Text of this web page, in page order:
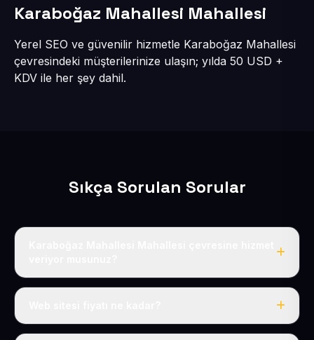
Karaboğaz Mahallesi Mahallesi
Yerel SEO ve güvenilir hizmetle Karaboğaz Mahallesi
çevresindeki müşterilerinize ulaşın; yılda 50 USD +
KDV ile her şey dahil.
Sıkça Sorulan Sorular
Evet, Karaboğaz Mahallesi dahil tüm Pınarbaşı ve
Tek fiyat: yılda 50 USD + KDV, her şey dahil.